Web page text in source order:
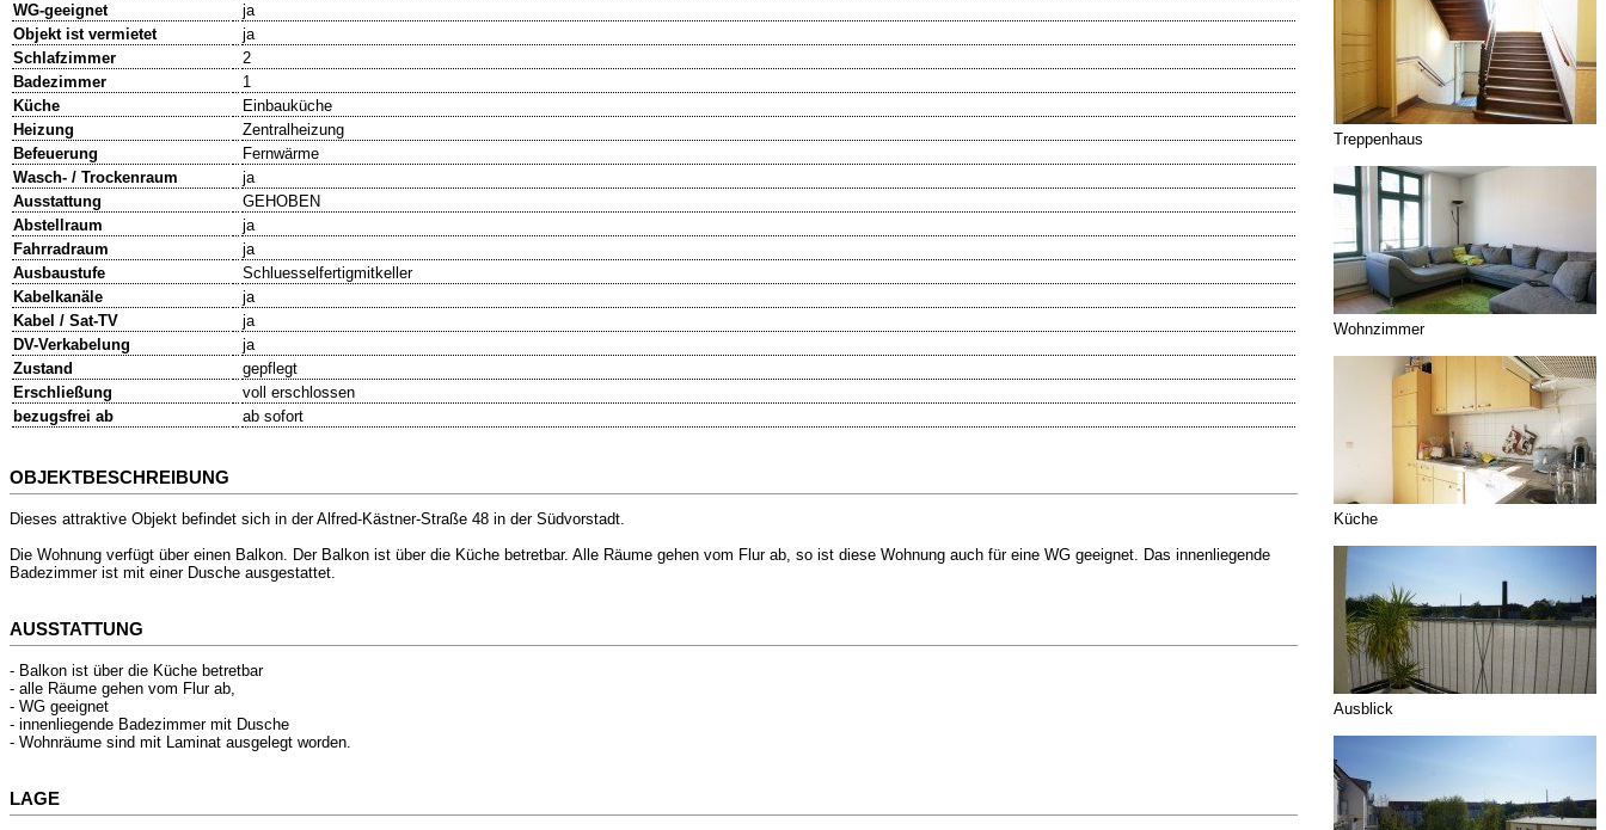
WG-geeignet
ja
Objekt ist vermietet
ja
Schlafzimmer
2
Badezimmer
1
Küche
Einbauküche
Heizung
Zentralheizung
Befeuerung
Fernwärme
Wasch- / Trockenraum
ja
Ausstattung
GEHOBEN
Abstellraum
ja
Fahrradraum
ja
Ausbaustufe
Schluesselfertigmitkeller
Kabelkanäle
ja
Kabel / Sat-TV
ja
DV-Verkabelung
ja
Zustand
gepflegt
Erschließung
voll erschlossen
bezugsfrei ab
ab sofort
OBJEKTBESCHREIBUNG
Dieses attraktive Objekt befindet sich in der Alfred-Kästner-Straße 48 in der Südvorstadt.
Die Wohnung verfügt über einen Balkon. Der Balkon ist über die Küche betretbar. Alle Räume gehen vom Flur ab, so ist diese Wohnung auch für eine WG geeignet. Das innenliegende
Badezimmer ist mit einer Dusche ausgestattet.
AUSSTATTUNG
- Balkon ist über die Küche betretbar
- alle Räume gehen vom Flur ab,
- WG geeignet
- innenliegende Badezimmer mit Dusche
- Wohnräume sind mit Laminat ausgelegt worden.
LAGE
Treppenhaus
Wohnzimmer
Küche
Ausblick